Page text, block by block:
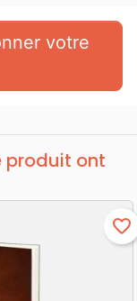
anecdotes.
produit ont
favorite_border